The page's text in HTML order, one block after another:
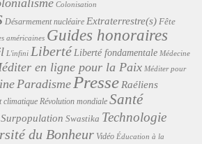
Colonisation
Désarmement nucléaire Extraterrestre(s) Fête
américaines Guides honoraires
L'infini Liberté Liberté fondamentale Médecine
en ligne pour la Paix Méditer pour
Paradisme Presse Raéliens
climatique Révolution mondiale Santé
Surpopulation Swastika Technologie
du Bonheur Vidéo Éducation à la